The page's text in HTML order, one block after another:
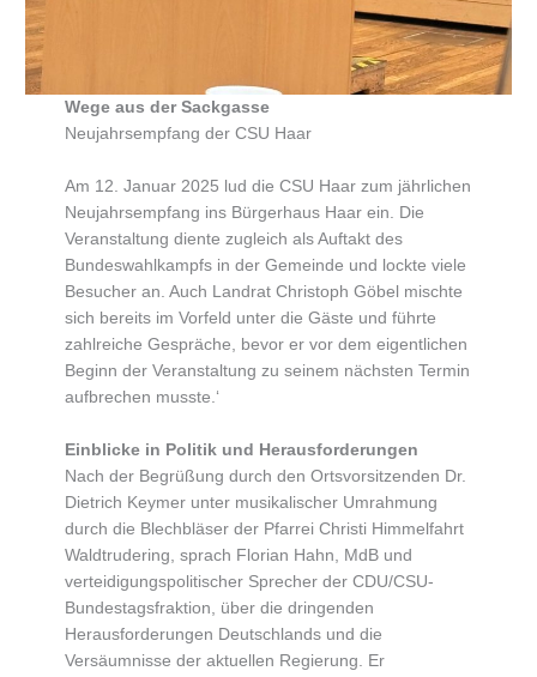
Wege aus der Sackgasse
Neujahrsempfang der CSU Haar
Am 12. Januar 2025 lud die CSU Haar zum jährlichen
Neujahrsempfang ins Bürgerhaus Haar ein. Die
Veranstaltung diente zugleich als Auftakt des
Bundeswahlkampfs in der Gemeinde und lockte viele
Besucher an. Auch Landrat Christoph Göbel mischte
sich bereits im Vorfeld unter die Gäste und führte
zahlreiche Gespräche, bevor er vor dem eigentlichen
Beginn der Veranstaltung zu seinem nächsten Termin
aufbrechen musste.‘
Einblicke in Politik und Herausforderungen
Nach der Begrüßung durch den Ortsvorsitzenden Dr.
Dietrich Keymer unter musikalischer Umrahmung
durch die Blechbläser der Pfarrei Christi Himmelfahrt
Waldtrudering, sprach Florian Hahn, MdB und
verteidigungspolitischer Sprecher der CDU/CSU-
Bundestagsfraktion, über die dringenden
Herausforderungen Deutschlands und die
Versäumnisse der aktuellen Regierung. Er